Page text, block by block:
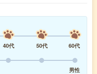
40代 50代
60代
男性